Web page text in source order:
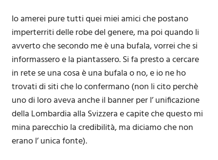
Io amerei pure tutti quei miei amici che postano
imperterriti delle robe del genere, ma poi quando li
avverto che secondo me è una bufala, vorrei che si
informassero e la piantassero. Si fa presto a cercare
in rete se una cosa è una bufala o no, e io ne ho
trovati di siti che lo confermano (non li cito perchè
uno di loro aveva anche il banner per l’ unificazione
della Lombardia alla Svizzera e capite che questo mi
mina parecchio la credibilità, ma diciamo che non
erano l’ unica fonte).